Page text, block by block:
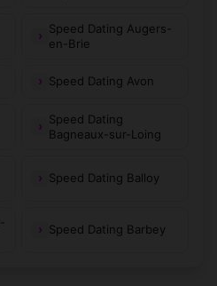
Speed Dating Augers-
en-Brie
Speed Dating Avon
Speed Dating
Bagneaux-sur-Loing
Speed Dating Balloy
Speed Dating Barbey